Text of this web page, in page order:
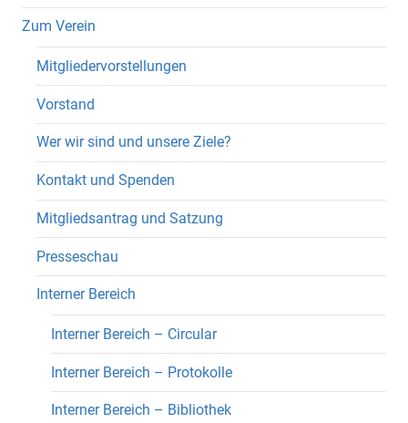
Zum Verein
Mitgliedervorstellungen
Vorstand
Wer wir sind und unsere Ziele?
Kontakt und Spenden
Mitgliedsantrag und Satzung
Presseschau
Interner Bereich
Interner Bereich – Circular
Interner Bereich – Protokolle
Interner Bereich – Bibliothek